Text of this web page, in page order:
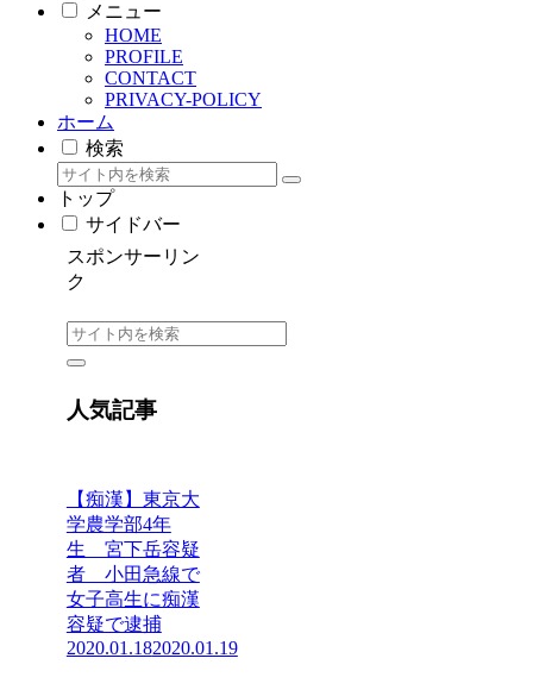
メニュー
HOME
PROFILE
CONTACT
PRIVACY-POLICY
ホーム
検索
トップ
サイドバー
スポンサーリン
ク
人気記事
【痴漢】東京大
学農学部4年
生 宮下岳容疑
者 小田急線で
女子高生に痴漢
容疑で逮捕
2020.01.182020.01.19